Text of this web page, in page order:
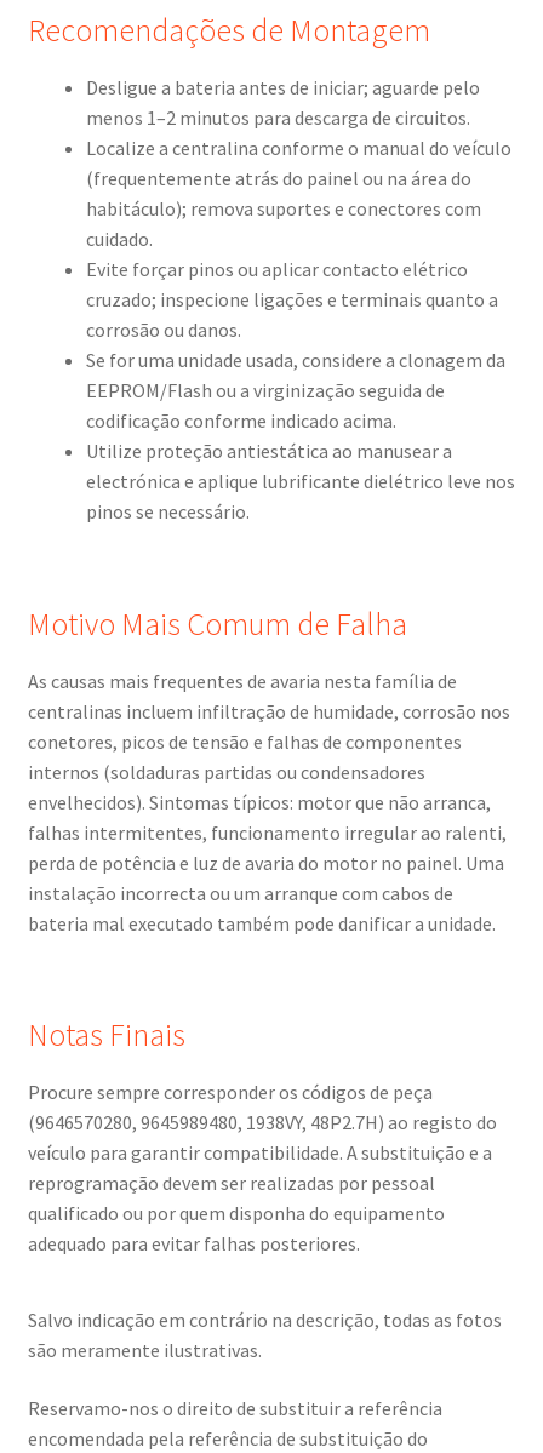
Recomendações de Montagem
Desligue a bateria antes de iniciar; aguarde pelo
menos 1–2 minutos para descarga de circuitos.
Localize a centralina conforme o manual do veículo
(frequentemente atrás do painel ou na área do
habitáculo); remova suportes e conectores com
cuidado.
Evite forçar pinos ou aplicar contacto elétrico
cruzado; inspecione ligações e terminais quanto a
corrosão ou danos.
Se for uma unidade usada, considere a clonagem da
EEPROM/Flash ou a virginização seguida de
codificação conforme indicado acima.
Utilize proteção antiestática ao manusear a
electrónica e aplique lubrificante dielétrico leve nos
pinos se necessário.
Motivo Mais Comum de Falha
As causas mais frequentes de avaria nesta família de
centralinas incluem infiltração de humidade, corrosão nos
conetores, picos de tensão e falhas de componentes
internos (soldaduras partidas ou condensadores
envelhecidos). Sintomas típicos: motor que não arranca,
falhas intermitentes, funcionamento irregular ao ralenti,
perda de potência e luz de avaria do motor no painel. Uma
instalação incorrecta ou um arranque com cabos de
bateria mal executado também pode danificar a unidade.
Notas Finais
Procure sempre corresponder os códigos de peça
(9646570280, 9645989480, 1938VY, 48P2.7H) ao registo do
veículo para garantir compatibilidade. A substituição e a
reprogramação devem ser realizadas por pessoal
qualificado ou por quem disponha do equipamento
adequado para evitar falhas posteriores.
Salvo indicação em contrário na descrição, todas as fotos
são meramente ilustrativas.
Reservamo-nos o direito de substituir a referência
encomendada pela referência de substituição do